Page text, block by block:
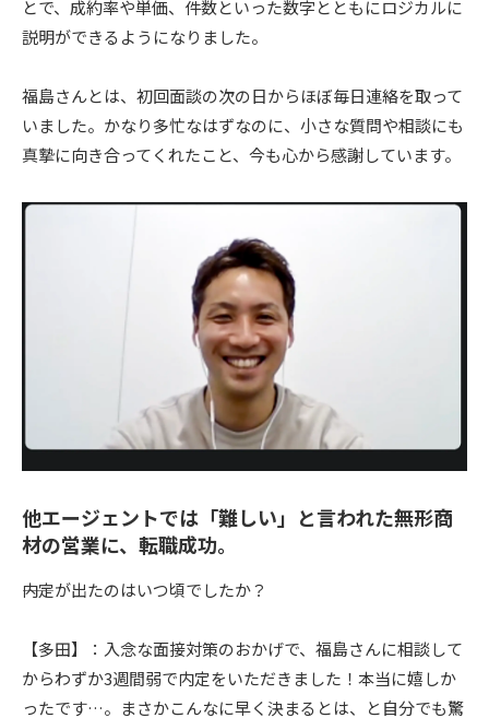
とで、成約率や単価、件数といった数字とともにロジカルに
説明ができるようになりました。
福島さんとは、初回面談の次の日からほぼ毎日連絡を取って
いました。かなり多忙なはずなのに、小さな質問や相談にも
真摯に向き合ってくれたこと、今も心から感謝しています。
他エージェントでは「難しい」と言われた無形商
材の営業に、転職成功。
――内定が出たのはいつ頃でしたか？
【多田】：入念な面接対策のおかげで、福島さんに相談して
からわずか3週間弱で内定をいただきました！本当に嬉しか
ったです…。まさかこんなに早く決まるとは、と自分でも驚